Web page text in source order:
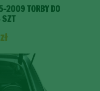
2009 TORBY DO
zł